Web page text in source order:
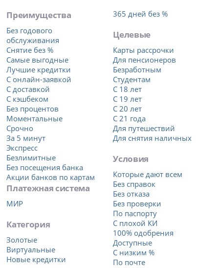
Преимущества
Без годового
обслуживания
Снятие без %
Самые выгодные
Лучшие кредитки
С онлайн-заявкой
С доставкой
С кэшбеком
Без процентов
Моментальные
Срочно
За 5 минут
Экспресс
Безлимитные
Без посещения банка
Акции банков по картам
Платежная система
МИР
Категория
Золотые
Виртуальные
Новые кредитки
365 дней без %
Целевые
Карты рассрочки
Для пенсионеров
Безработным
Студентам
С 18 лет
С 19 лет
С 20 лет
С 21 года
Для путешествий
Для снятия наличных
Условия
Которые дают всем
Без справок
Без отказа
Без проверки
По паспорту
С плохой КИ
100% одобрения
Доступные
С низким %
По почте